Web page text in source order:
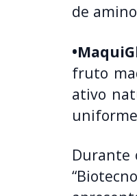
de
fruto
ativo
Durante